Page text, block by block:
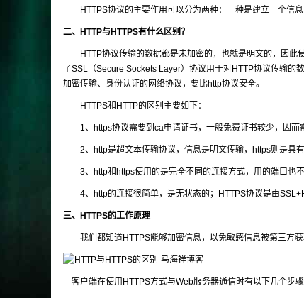
HTTPS协议的主要作用可以分为两种：一种是建立一个信息
二、HTTP与HTTPS有什么区别？
HTTP协议传输的数据都是未加密的，也就是明文的，因此
了SSL（Secure Sockets Layer）协议用于对HTTP协议传输
加密传输、身份认证的网络协议，要比http协议安全。
HTTPS和HTTP的区别主要如下：
1、https协议需要到ca申请证书，一般免费证书较少，因而
2、http是超文本传输协议，信息是明文传输，https则是具有
3、http和https使用的是完全不同的连接方式，用的端口也不
4、http的连接很简单，是无状态的；HTTPS协议是由
三、HTTPS的工作原理
我们都知道HTTPS能够加密信息，以免敏感信息被第三方获
客户端在使用HTTPS方式与Web服务器通信时有以下几个步骤